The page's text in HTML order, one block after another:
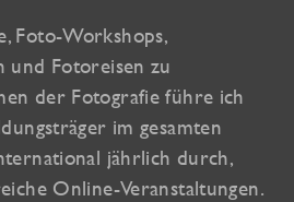
Foto-Workshops,
und Fotoreisen zu
der Fotografie führe ich
im gesamten
jährlich durch,
Online-Veranstaltungen.